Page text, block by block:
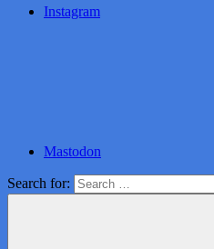
Instagram
Mastodon
Search for: